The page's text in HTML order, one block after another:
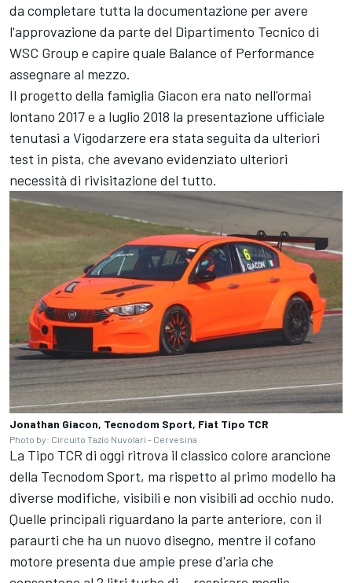
da completare tutta la documentazione per avere
l'approvazione da parte del Dipartimento Tecnico di
WSC Group e capire quale Balance of Performance
assegnare al mezzo.
Il progetto della famiglia Giacon era nato nell'ormai
lontano 2017 e a luglio 2018 la presentazione ufficiale
tenutasi a Vigodarzere era stata seguita da ulteriori
test in pista, che avevano evidenziato ulteriori
necessità di rivisitazione del tutto.
Jonathan Giacon, Tecnodom Sport, Fiat Tipo TCR
Photo by: Circuito Tazio Nuvolari - Cervesina
La Tipo TCR di oggi ritrova il classico colore arancione
della Tecnodom Sport, ma rispetto al primo modello ha
diverse modifiche, visibili e non visibili ad occhio nudo.
Quelle principali riguardano la parte anteriore, con il
paraurti che ha un nuovo disegno, mentre il cofano
motore presenta due ampie prese d'aria che